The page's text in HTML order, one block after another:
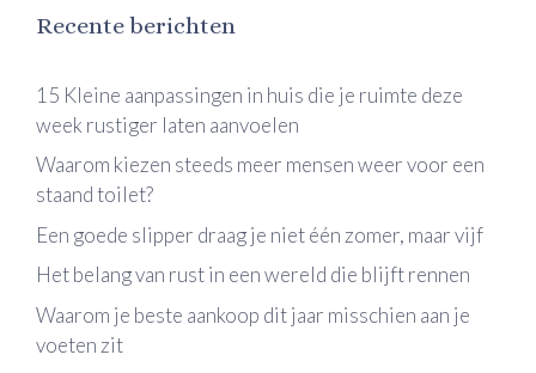
Recente berichten
15 Kleine aanpassingen in huis die je ruimte deze
week rustiger laten aanvoelen
Waarom kiezen steeds meer mensen weer voor een
staand toilet?
Een goede slipper draag je niet één zomer, maar vijf
Het belang van rust in een wereld die blijft rennen
Waarom je beste aankoop dit jaar misschien aan je
voeten zit